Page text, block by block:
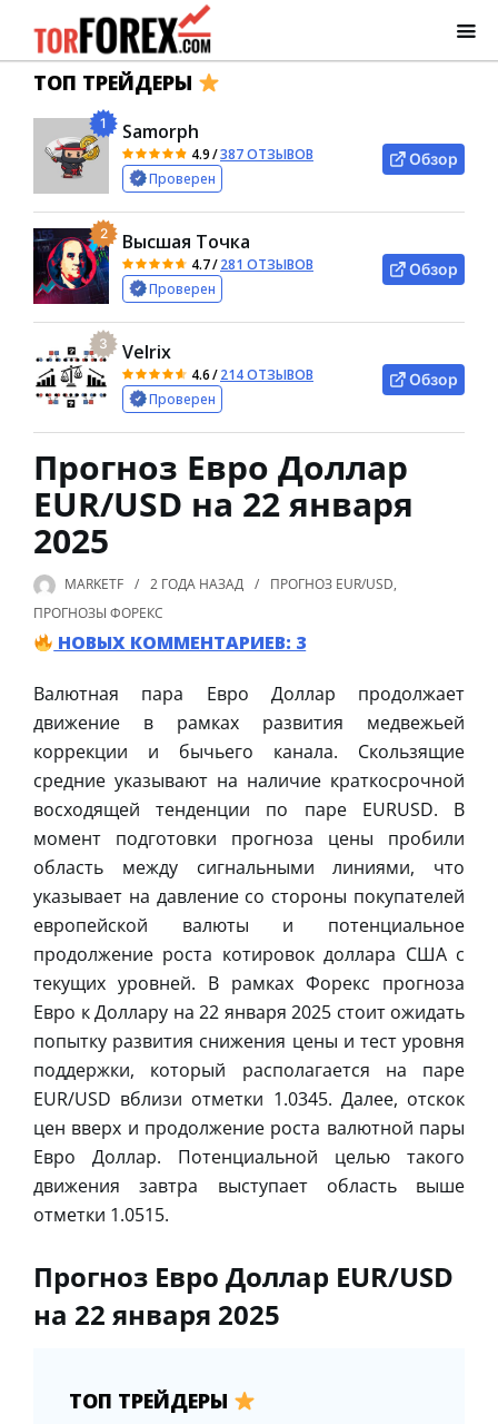
ТОП ТРЕЙДЕРЫ
1 Samorph
4.9/387 ОТЗЫВОВ
Проверен
Обзор
2 Высшая Точка
4.7/281 ОТЗЫВОВ
Проверен
Обзор
3 Velrix
4.6/214 ОТЗЫВОВ
Проверен
Обзор
Прогноз Евро Доллар
EUR/USD на 22 января
2025
MARKETF 2 ГОДА НАЗАД ПРОГНОЗ EUR/USD,
ПРОГНОЗЫ ФОРЕКС
НОВЫХ КОММЕНТАРИЕВ: 3
Валютная пара Евро Доллар продолжает
движение в рамках развития медвежьей
коррекции и бычьего канала. Скользящие
средние указывают на наличие краткосрочной
восходящей тенденции по паре EURUSD. В
момент подготовки прогноза цены пробили
область между сигнальными линиями, что
указывает на давление со стороны покупателей
европейской валюты и потенциальное
продолжение роста котировок доллара США с
текущих уровней. В рамках Форекс прогноза
Евро к Доллару на 22 января 2025 стоит ожидать
попытку развития снижения цены и тест уровня
поддержки, который располагается на паре
EUR/USD вблизи отметки 1.0345. Далее, отскок
цен вверх и продолжение роста валютной пары
Евро Доллар. Потенциальной целью такого
движения завтра выступает область выше
отметки 1.0515.
Прогноз Евро Доллар EUR/USD
на 22 января 2025
ТОП ТРЕЙДЕРЫ